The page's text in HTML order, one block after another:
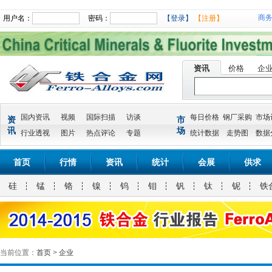
用户名： 密码： 【登录】 【注册】 商
资讯 价格 企
资
讯
国内资讯 视频 国际扫描
访谈
行业透视
图片 热点评论 专题
市
场
每日价格 钢厂采购 市场
统计数据
走势图 数据
首页 行情 资讯 统计 会展 供求
硅 锰 铬 镍 钨 钼 钒 钛 铌 铁
当前位置： 首页 > 企业